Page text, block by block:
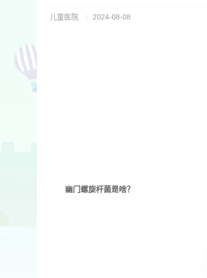
儿童医院 2024-08-08
幽门螺旋杆菌是啥？